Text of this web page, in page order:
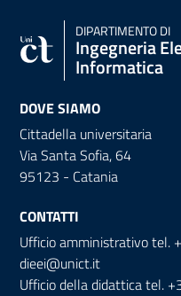
DIPARTIMENTO DI
Ingegneria
Informatica
DOVE SIAMO
Cittadella universitaria
Via Santa Sofia, 64
95123 - Catania
CONTATTI
Ufficio amministrativo tel.
dieei@unict.it
Ufficio della didattica tel.